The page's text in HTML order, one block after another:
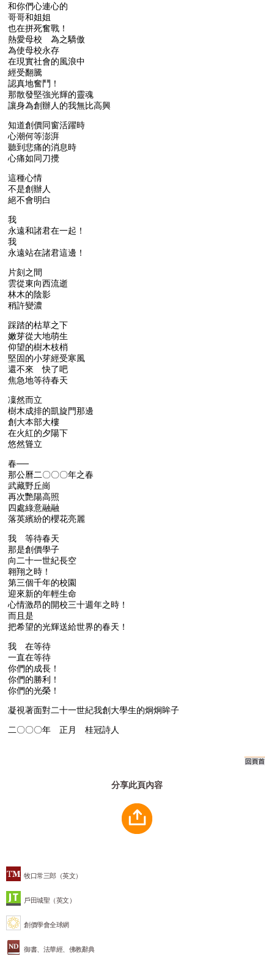
牧口常三郎（英文）
戶田城聖（英文）
創價學會全球網
御書、法華經、佛教辭典
和你們心連心的
哥哥和姐姐
也在拼死奮戰！
熱愛母校 為之驕傲
為使母校永存
在現實社會的風浪中
經受翻騰
認真地奮鬥！
那散發堅強光輝的靈魂
讓身為創辦人的我無比高興
知道創價同窗活躍時
心潮何等澎湃
聽到悲痛的消息時
心痛如同刀攪
這種心情
不是創辦人
絕不會明白
我
永遠和諸君在一起！
我
永遠站在諸君這邊！
片刻之間
雲從東向西流逝
林木的陰影
稍許變濃
踩踏的枯草之下
嫩芽從大地萌生
仰望的樹木枝梢
堅固的小芽經受寒風
還不來 快了吧
焦急地等待春天
凜然而立
樹木成排的凱旋門那邊
創大本部大樓
在火紅的夕陽下
悠然聳立
春──
那公曆二〇〇〇年之春
武藏野丘崗
再次艷陽高照
四處綠意融融
落英繽紛的櫻花亮麗
我 等待春天
那是創價學子
向二十一世紀長空
翱翔之時！
第三個千年的校園
迎來新的年輕生命
心情激昂的開校三十週年之時！
而且是
把希望的光輝送給世界的春天！
我 在等待
一直在等待
你們的成長！
你們的勝利！
你們的光榮！
凝視著面對二十一世紀我創大學生的炯炯眸子
二〇〇〇年 正月 桂冠詩人
分享此頁內容